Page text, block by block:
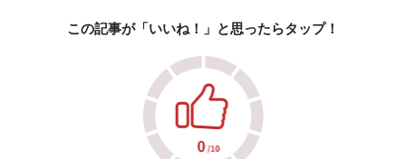
この記事が「いいね！」と思ったらタップ！